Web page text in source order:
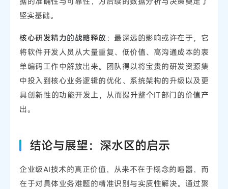
坚实基础。
核心研发精力的战略释放 ：最深远的影响或许在于，它
将软件开发人员从大量重复、低价值、高沟通成本的表
单编码工作中解放出来。团队得以将宝贵的研发资源集
中投入到核心业务逻辑的优化、系统架构的升级以及更
具创新性的功能开发上，从而提升整个IT部门的价值产
出。
结论与展望：深水区的启示
企业级AI技术的真正价值，从来不在于概念的喧嚣，而
在于对具体业务难题的精准识别与实质性解决。通过聚